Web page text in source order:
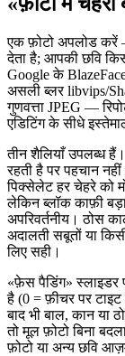
एक फ़ोटो अपलोड
देता है; आपकी छवि
Google के
असली ब्लर libvips/
गुणवत्ता JPEG —
एडिटिंग के सीधे
तीन शैलियाँ उपलब्ध
रहती है पर पहचान नहीं
पिक्सेलेट हर चेहरे को
लेकिन ब्लॉक काफ़ी
अपरिवर्तनीय। ठोस
अदालती सबूतों या
लिए सही।
«फ़ेस पैडिंग» स्लाइडर
है (0 = फ़ीचर पर टाइट
बाद भी बाल, कान या
तो मूल फ़ोटो बिना
फ़ोटो या अन्य छवि